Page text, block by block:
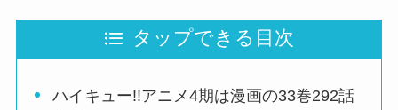
タップできる目次
ハイキュー!!アニメ4期は漫画の33巻292話